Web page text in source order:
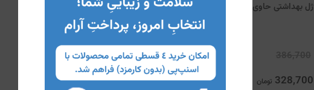
ژل بهداشتی حاوی عصاره گیاهی اس وی آی
4
328,700 تومان
ژل بهداشتی بانوان ژوت
450,000
405,000 تومان